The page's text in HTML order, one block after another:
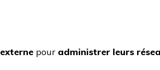
pour administrer leurs